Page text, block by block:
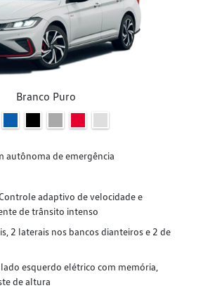
Branco Puro
autônoma de emergência
adaptivo de velocidade e
de trânsito intenso
2 laterais nos bancos dianteiros e 2 de
esquerdo elétrico com memória,
de altura